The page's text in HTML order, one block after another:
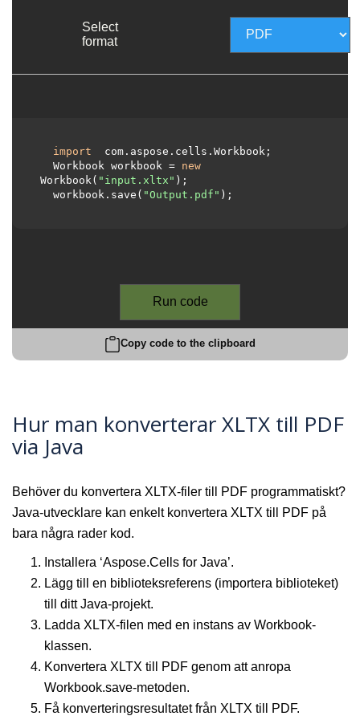
Select
format
import
com.aspose.cells.Workbook;
  Workbook workbook =
new
Workbook( "input.xltx" );
  workbook.save(
"Output.pdf" );
Run code
Copy code to the clipboard
Hur man konverterar XLTX till PDF
via Java
Behöver du konvertera XLTX-filer till PDF programmatiskt?
Java-utvecklare kan enkelt konvertera XLTX till PDF på
bara några rader kod.
Installera ‘Aspose.Cells for Java’.
Lägg till en biblioteksreferens (importera biblioteket)
till ditt Java-projekt.
Ladda XLTX-filen med en instans av Workbook-
klassen.
Konvertera XLTX till PDF genom att anropa
Workbook.save-metoden.
Få konverteringsresultatet från XLTX till PDF.